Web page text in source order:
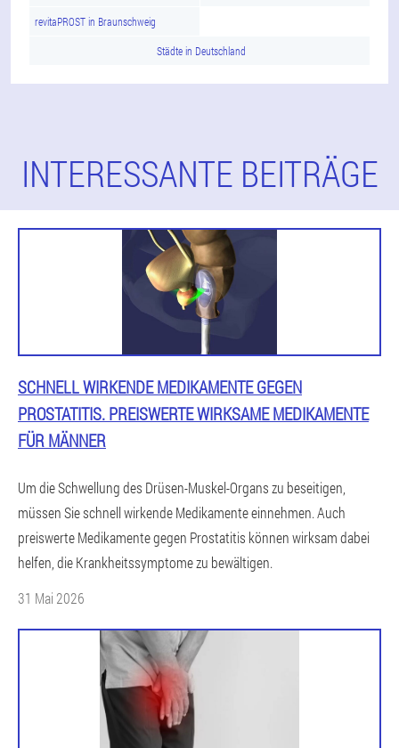
revitaPROST in Braunschweig
Städte in Deutschland
INTERESSANTE BEITRÄGE
SCHNELL WIRKENDE MEDIKAMENTE GEGEN
PROSTATITIS. PREISWERTE WIRKSAME MEDIKAMENTE
FÜR MÄNNER
Um die Schwellung des Drüsen-Muskel-Organs zu beseitigen,
müssen Sie schnell wirkende Medikamente einnehmen. Auch
preiswerte Medikamente gegen Prostatitis können wirksam dabei
helfen, die Krankheitssymptome zu bewältigen.
31 Mai 2026